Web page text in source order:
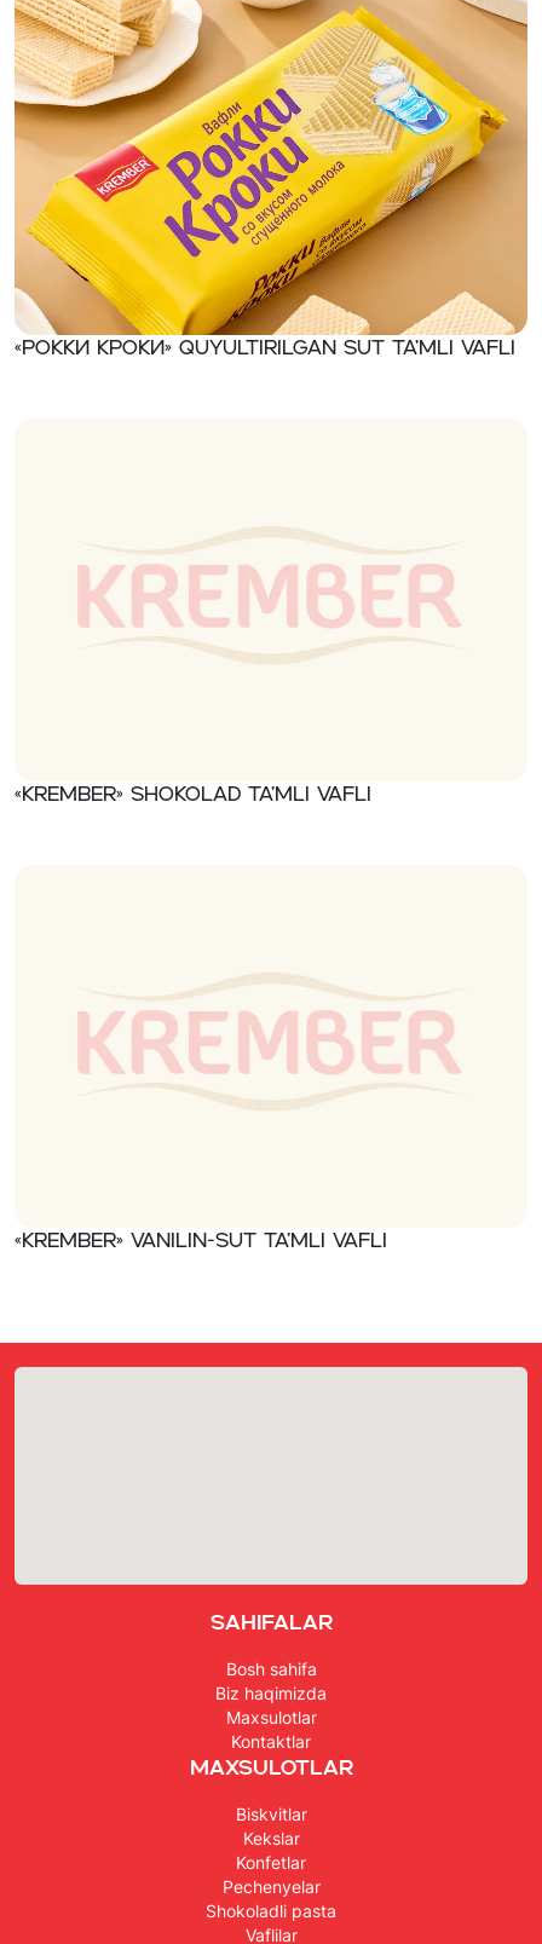
«Рокки Кроки» Quyultirilgan sut ta’mli vafli
«Krember» Shokolad ta’mli vafli
«Krember» Vanilin-sut ta’mli vafli
Sahifalar
Bosh sahifa
Biz haqimizda
Maxsulotlar
Kontaktlar
Maxsulotlar
Biskvitlar
Kekslar
Konfetlar
Pechenyelar
Shokoladli pasta
Vaflilar